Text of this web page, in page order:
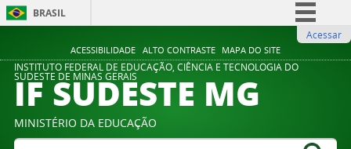
ACESSIBILIDADE ALTO CONTRASTE MAPA DO SITE
BRASIL
Comunica BR
Participe
Legislação
Acessar
INSTITUTO FEDERAL DE EDUCAÇÃO, CIÊNCIA E TECNOLOGIA DO
SUDESTE DE MINAS GERAIS
IF SUDESTE MG
MINISTÉRIO DA EDUCAÇÃO
Buscar no portal